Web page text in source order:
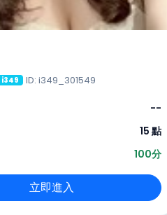
i349 ID: i349_301549
--
15 點
100分
立即進入